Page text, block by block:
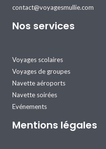
contact@voyagesmullie.com
Nos services
Voyages scolaires
Voyages de groupes
Navette aéroports
Navette soirées
Evénements
Mentions légales